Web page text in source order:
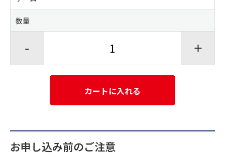
数量
- +
カートに入れる
お申し込み前のご注意